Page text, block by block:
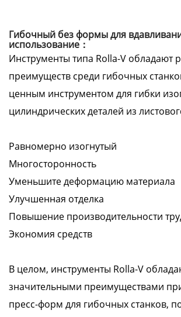
Гибочный без формы для
использование：
Инструменты типа Rolla-V обладают
преимуществ среди гибочных
ценным инструментом для гибки
цилиндрических деталей из
Равномерно изогнутый
Многосторонность
Уменьшите деформацию материала
Улучшенная отделка
Повышение производительности
Экономия средств
В целом, инструменты Rolla-V
значительными преимуществами
пресс-форм для гибочных станков,